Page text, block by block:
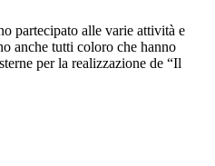
partecipato alle varie attività e
anche tutti coloro che hanno
per la realizzazione de “Il